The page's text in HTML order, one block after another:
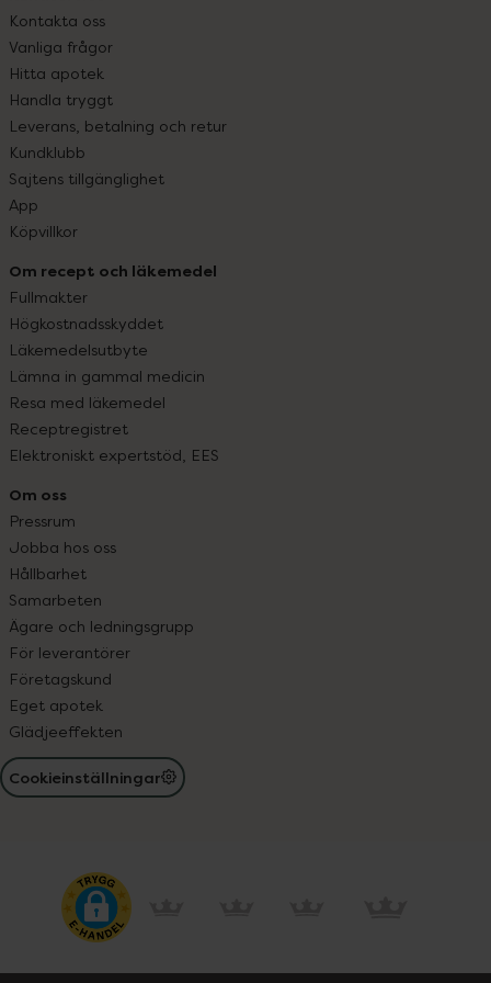
Kontakta oss
Vanliga frågor
Hitta apotek
Handla tryggt
Leverans, betalning och retur
Kundklubb
Sajtens tillgänglighet
App
Köpvillkor
Om recept och läkemedel
Fullmakter
Högkostnadsskyddet
Läkemedelsutbyte
Lämna in gammal medicin
Resa med läkemedel
Receptregistret
Elektroniskt expertstöd, EES
Om oss
Pressrum
Jobba hos oss
Hållbarhet
Samarbeten
Ägare och ledningsgrupp
För leverantörer
Företagskund
Eget apotek
Glädjeeffekten
Cookieinställningar